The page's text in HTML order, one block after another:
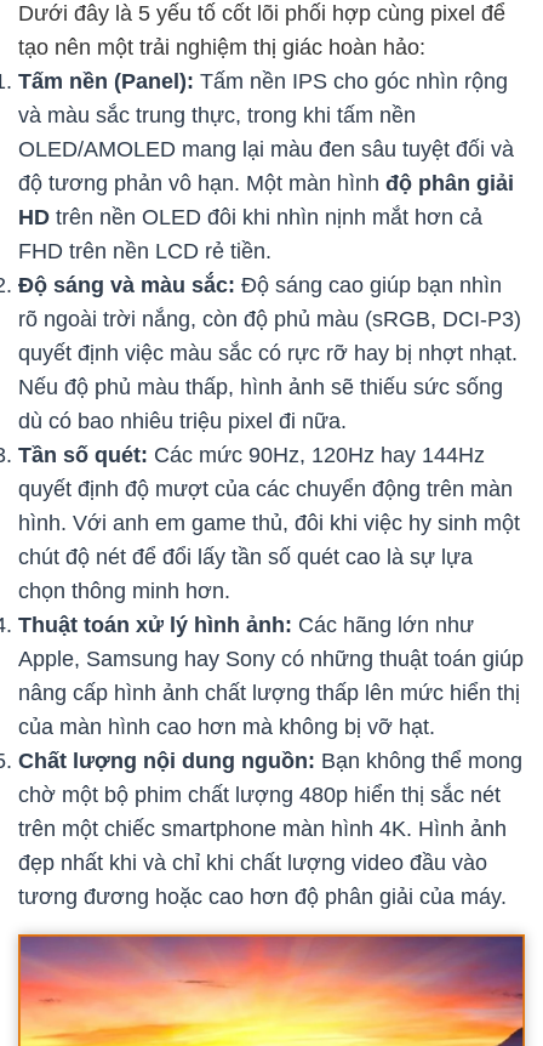
Dưới đây là 5 yếu tố cốt lõi phối hợp cùng pixel để
tạo nên một trải nghiệm thị giác hoàn hảo:
Tấm nền (Panel): Tấm nền IPS cho góc nhìn rộng
và màu sắc trung thực, trong khi tấm nền
OLED/AMOLED mang lại màu đen sâu tuyệt đối và
độ tương phản vô hạn. Một màn hình độ phân giải
HD trên nền OLED đôi khi nhìn nịnh mắt hơn cả
FHD trên nền LCD rẻ tiền.
Độ sáng và màu sắc: Độ sáng cao giúp bạn nhìn
rõ ngoài trời nắng, còn độ phủ màu (sRGB, DCI-P3)
quyết định việc màu sắc có rực rỡ hay bị nhợt nhạt.
Nếu độ phủ màu thấp, hình ảnh sẽ thiếu sức sống
dù có bao nhiêu triệu pixel đi nữa.
Tần số quét: Các mức 90Hz, 120Hz hay 144Hz
quyết định độ mượt của các chuyển động trên màn
hình. Với anh em game thủ, đôi khi việc hy sinh một
chút độ nét để đổi lấy tần số quét cao là sự lựa
chọn thông minh hơn.
Thuật toán xử lý hình ảnh: Các hãng lớn như
Apple, Samsung hay Sony có những thuật toán giúp
nâng cấp hình ảnh chất lượng thấp lên mức hiển thị
của màn hình cao hơn mà không bị vỡ hạt.
Chất lượng nội dung nguồn: Bạn không thể mong
chờ một bộ phim chất lượng 480p hiển thị sắc nét
trên một chiếc smartphone màn hình 4K. Hình ảnh
đẹp nhất khi và chỉ khi chất lượng video đầu vào
tương đương hoặc cao hơn độ phân giải của máy.